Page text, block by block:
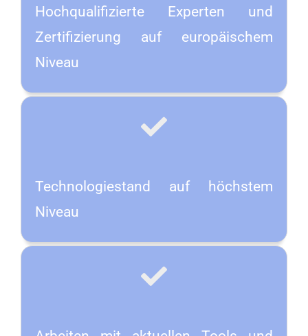
Hochqualifizierte Experten und
Zertifizierung auf europäischem
Niveau
Technologiestand auf höchstem
Niveau